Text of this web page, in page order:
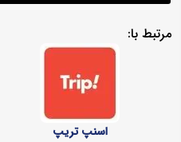
مرتبط با:
اسنپ تریپ